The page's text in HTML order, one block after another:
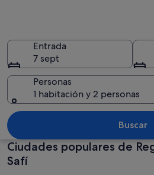
Marrakech-
Safí
Un
Entrada
7 sept
Personas
1 habitación y 2 personas
Buscar
Ciudades populares de
Safí